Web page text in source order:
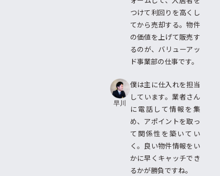
つけて利回りを高くし
てから売却する。物件
の価値を上げて販売す
るのが、バリューアッ
ド事業部の仕事です。
早川
僕は主に仕入れを担当
しています。業者さん
に電話して情報を集
め、アポイントを取っ
て関係性を築いてい
く。良い物件情報をい
かに早くキャッチでき
るかが勝負ですね。